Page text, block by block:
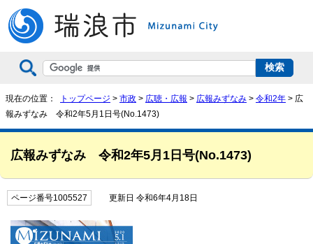
現在の位置： トップページ > 市政 > 広聴・広報 > 広報みずなみ > 令和2年 > 広
報みずなみ 令和2年5月1日号(No.1473)
広報みずなみ 令和2年5月1日号(No.1473)
ページ番号1005527 更新日 令和6年4月18日